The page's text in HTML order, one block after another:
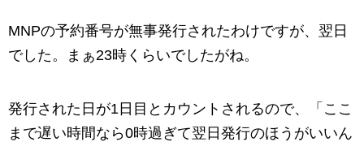
MNPの予約番号が無事発行されたわけですが、翌日
でした。まぁ23時くらいでしたがね。
発行された日が1日目とカウントされるので、「ここ
まで遅い時間なら0時過ぎて翌日発行のほうがいいん